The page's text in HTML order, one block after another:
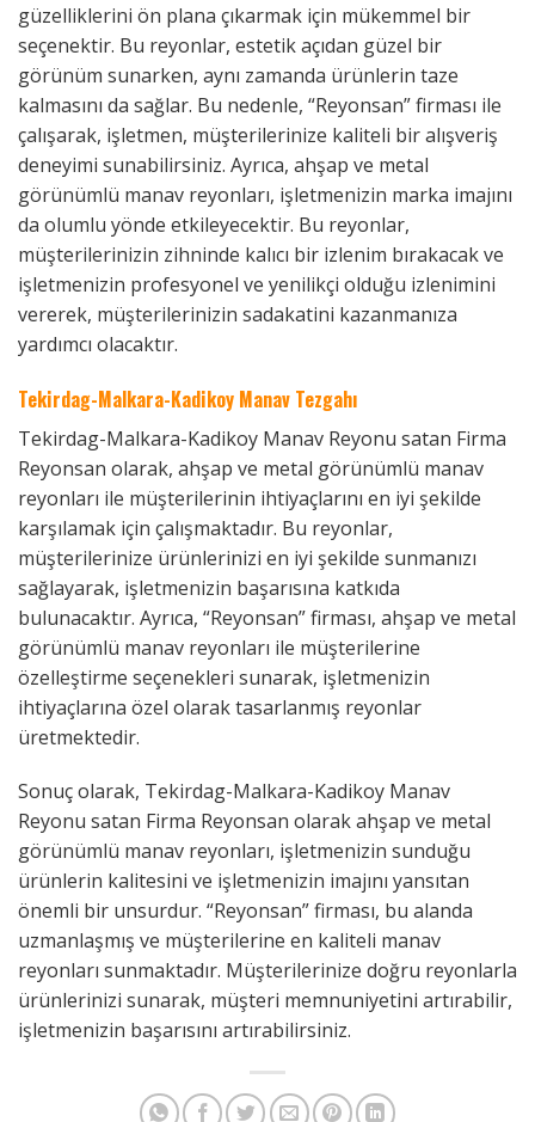
güzelliklerini ön plana çıkarmak için mükemmel bir
seçenektir. Bu reyonlar, estetik açıdan güzel bir
görünüm sunarken, aynı zamanda ürünlerin taze
kalmasını da sağlar. Bu nedenle, “Reyonsan” firması ile
çalışarak, işletmen, müşterilerinize kaliteli bir alışveriş
deneyimi sunabilirsiniz. Ayrıca, ahşap ve metal
görünümlü manav reyonları, işletmenizin marka imajını
da olumlu yönde etkileyecektir. Bu reyonlar,
müşterilerinizin zihninde kalıcı bir izlenim bırakacak ve
işletmenizin profesyonel ve yenilikçi olduğu izlenimini
vererek, müşterilerinizin sadakatini kazanmanıza
yardımcı olacaktır.
Tekirdag-Malkara-Kadikoy Manav Tezgahı
Tekirdag-Malkara-Kadikoy Manav Reyonu satan Firma
Reyonsan olarak, ahşap ve metal görünümlü manav
reyonları ile müşterilerinin ihtiyaçlarını en iyi şekilde
karşılamak için çalışmaktadır. Bu reyonlar,
müşterilerinize ürünlerinizi en iyi şekilde sunmanızı
sağlayarak, işletmenizin başarısına katkıda
bulunacaktır. Ayrıca, “Reyonsan” firması, ahşap ve metal
görünümlü manav reyonları ile müşterilerine
özelleştirme seçenekleri sunarak, işletmenizin
ihtiyaçlarına özel olarak tasarlanmış reyonlar
üretmektedir.
Sonuç olarak, Tekirdag-Malkara-Kadikoy Manav
Reyonu satan Firma Reyonsan olarak ahşap ve metal
görünümlü manav reyonları, işletmenizin sunduğu
ürünlerin kalitesini ve işletmenizin imajını yansıtan
önemli bir unsurdur. “Reyonsan” firması, bu alanda
uzmanlaşmış ve müşterilerine en kaliteli manav
reyonları sunmaktadır. Müşterilerinize doğru reyonlarla
ürünlerinizi sunarak, müşteri memnuniyetini artırabilir,
işletmenizin başarısını artırabilirsiniz.